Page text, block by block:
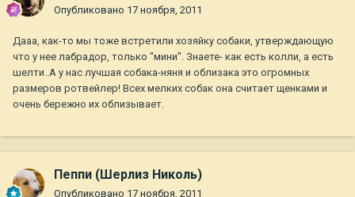
Опубликовано 17 ноября, 2011
Дааа, как-то мы тоже встретили хозяйку собаки, утверждающую
что у нее лабрадор, только "мини". Знаете- как есть колли, а есть
шелти..А у нас лучшая собака-няня и облизака это огромных
размеров ротвейлер! Всех мелких собак она считает щенками и
очень бережно их облизывает.
Пеппи (Шерлиз Николь)
Опубликовано 17 ноября, 2011